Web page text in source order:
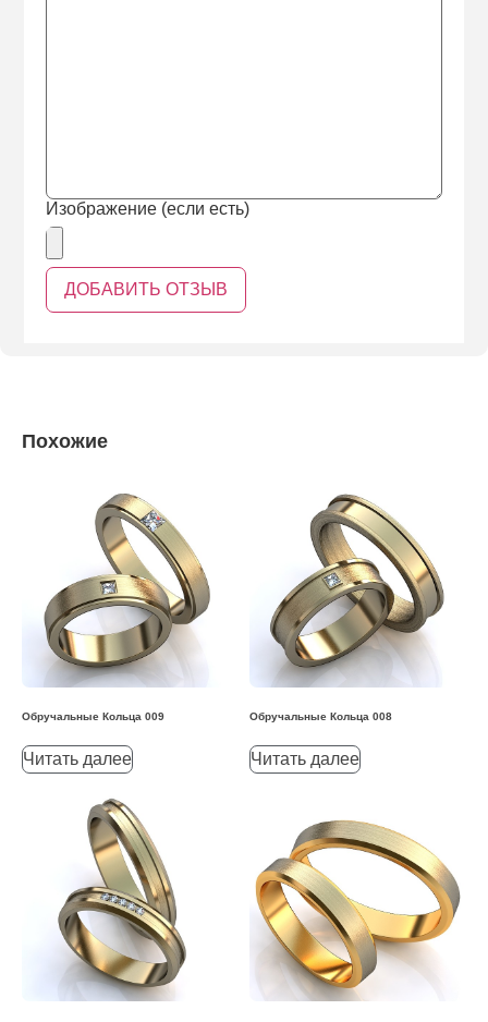
Изображение (если есть)
Похожие
Обручальные Кольца 009
Читать далее
Обручальные Кольца 008
Читать далее